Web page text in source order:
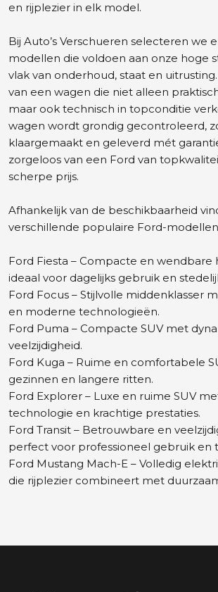
en rijplezier in elk model.
Bij Auto’s Verschueren selecteren we
modellen die voldoen aan onze hoge
vlak van onderhoud, staat en
van een wagen die niet alleen
maar ook technisch in topconditie
wagen wordt grondig gecontroleerd,
klaargemaakt en geleverd mét
zorgeloos van een Ford van
scherpe prijs.
Afhankelijk van de beschikbaarheid
verschillende populaire Ford-
Ford Fiesta – Compacte en wendbare
ideaal voor dagelijks gebruik en
Ford Focus – Stijlvolle middenklasser
en moderne technologieën.
Ford Puma – Compacte SUV met
veelzijdigheid.
Ford Kuga – Ruime en comfortabele
gezinnen en langere ritten.
Ford Explorer – Luxe en ruime SUV
technologie en krachtige prestaties.
Ford Transit – Betrouwbare en
perfect voor professioneel gebruik en
Ford Mustang Mach-E – Volledig
die rijplezier combineert met